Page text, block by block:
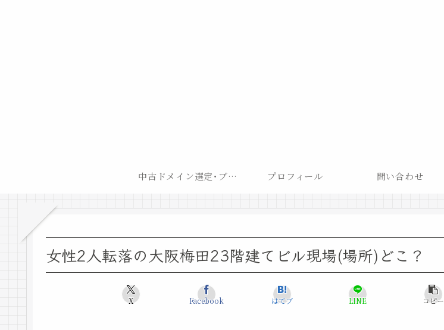
中古ドメイン選定･ブログ開設後最短での収益化戦略 プロフィール 問い合わせ
女性2人転落の大阪梅田23階建てビル現場(場所)どこ？
X Facebook はてブ LINE コピー